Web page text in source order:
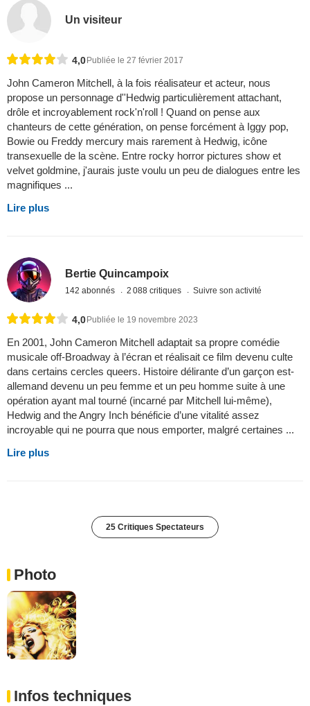
Un visiteur
4,0 Publiée le 27 février 2017
John Cameron Mitchell, à la fois réalisateur et acteur, nous
propose un personnage d''Hedwig particulièrement attachant,
drôle et incroyablement rock'n'roll ! Quand on pense aux
chanteurs de cette génération, on pense forcément à Iggy pop,
Bowie ou Freddy mercury mais rarement à Hedwig, icône
transexuelle de la scène. Entre rocky horror pictures show et
velvet goldmine, j'aurais juste voulu un peu de dialogues entre les
magnifiques ...
Lire plus
Bertie Quincampoix
142 abonnés 2 088 critiques Suivre son activité
4,0Publiée le 19 novembre 2023
En 2001, John Cameron Mitchell adaptait sa propre comédie
musicale off-Broadway à l’écran et réalisait ce film devenu culte
dans certains cercles queers. Histoire délirante d’un garçon est-
allemand devenu un peu femme et un peu homme suite à une
opération ayant mal tourné (incarné par Mitchell lui-même),
Hedwig and the Angry Inch bénéficie d’une vitalité assez
incroyable qui ne pourra que nous emporter, malgré certaines ...
Lire plus
25 Critiques Spectateurs
Photo
Infos techniques